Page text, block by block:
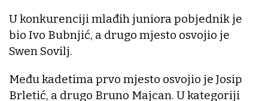
U konkurenciji mlađih juniora pobjednik je
bio Ivo Bubnjić, a drugo mjesto osvojio je
Swen Sovilj.
Među kadetima prvo mjesto osvojio je Josip
Brletić, a drugo Bruno Majcan. U kategoriji